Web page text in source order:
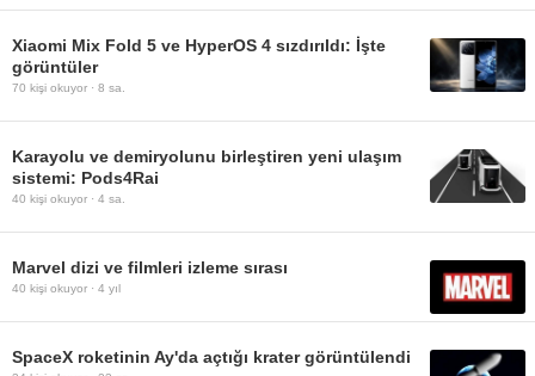
Xiaomi Mix Fold 5 ve HyperOS 4 sızdırıldı: İşte
görüntüler
70 kişi okuyor · 8 sa.
Karayolu ve demiryolunu birleştiren yeni ulaşım
sistemi: Pods4Rai
40 kişi okuyor · 4 sa.
Marvel dizi ve filmleri izleme sırası
40 kişi okuyor · 4 yıl
SpaceX roketinin Ay'da açtığı krater görüntülendi